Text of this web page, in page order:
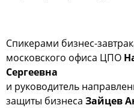
Спикерами бизнес-
московского офиса ЦПО
Сергеевна
и руководитель
защиты бизнеса Зайцев